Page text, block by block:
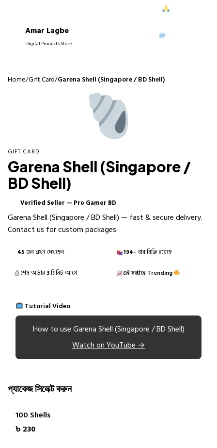
আপনাদের
Amar Lagbe
Digital Products Store
Home/Gift Card/Garena Shell (Singapore / BD Shell)
GIFT CARD
Garena Shell (Singapore /
BD Shell)
Verified Seller — Pro Gamer BD
Garena Shell (Singapore / BD Shell) — fast & secure delivery.
Contact us for custom packages.
7জন এখন দেখছেন 194+ বার বিক্রি হয়েছে
শেষ অর্ডার3মিনিট আগে এই সপ্তাহে Trending
Tutorial Video
How to use Garena Shell (Singapore / BD Shell)
Watch on YouTube →
প্যাকেজ সিলেক্ট করুন
100 Shells
৳ 230